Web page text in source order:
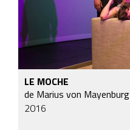
LE MOCHE
de Marius von Mayenburg
2016